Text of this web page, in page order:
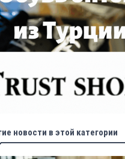
новости в этой категории